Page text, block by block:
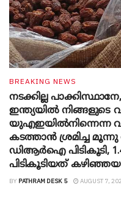
BREAKING NEWS
നടക്കില്ല
ഇന്ത്യയിൽ നിങ്ങളുടെ
യുഎഇയിൽനിന്നെന്ന
കടത്താൻ ശ്രമിച്ച
ഡിആർഐ പിടികൂടി,
പിടികൂടിയത്
BY PATHRAM DESK 5 AUGUST 7,